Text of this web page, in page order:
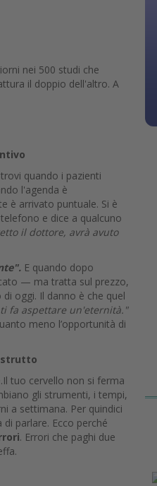
nei 500 studi che
il doppio dell'altro. A
quando i pazienti
l'agenda è
è arrivato puntuale. Si è
e dice a qualcuno
il dottore, avrà avuto
E quando dopo
— ma tratta sul prezzo,
oggi. Il danno è che quel
fa aspettare un'eternità."
meno l’opportunità di
tuo cervello non si ferma
gli strumenti, i tempi,
a settimana. Per quindici
parlare. Ecco perché
. Errori che paghi due